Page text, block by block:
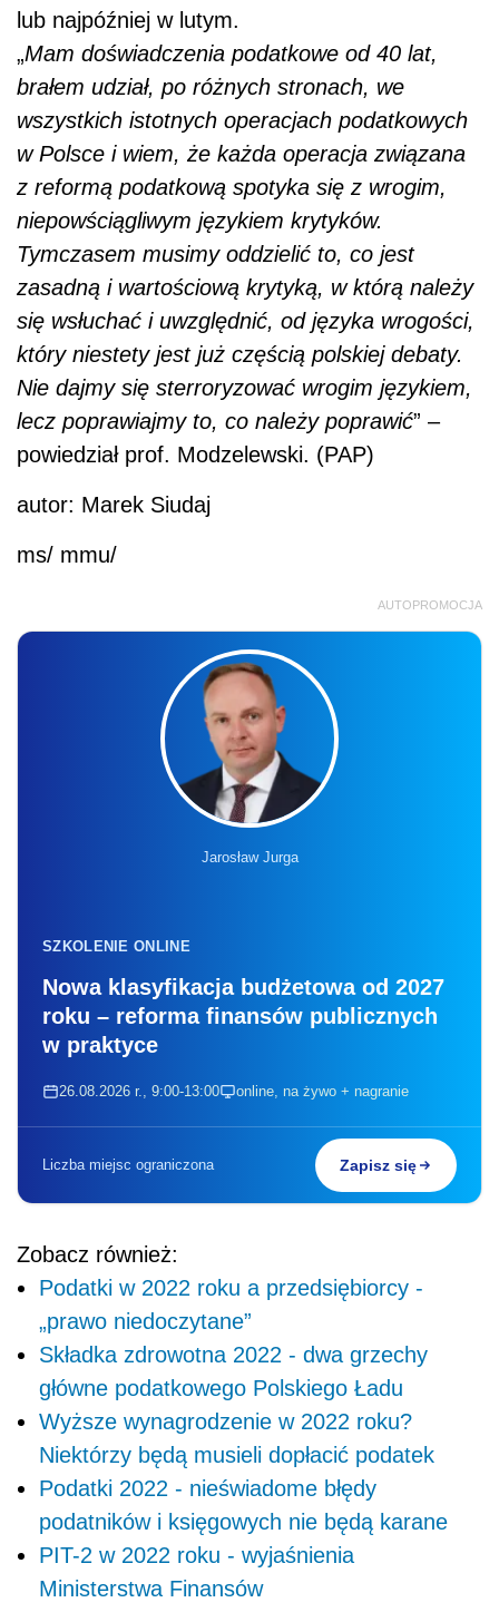
lub najpóźniej w lutym.
„Mam doświadczenia podatkowe od 40 lat,
brałem udział, po różnych stronach, we
wszystkich istotnych operacjach podatkowych
w Polsce i wiem, że każda operacja związana
z reformą podatkową spotyka się z wrogim,
niepowściągliwym językiem krytyków.
Tymczasem musimy oddzielić to, co jest
zasadną i wartościową krytyką, w którą należy
się wsłuchać i uwzględnić, od języka wrogości,
który niestety jest już częścią polskiej debaty.
Nie dajmy się sterroryzować wrogim językiem,
lecz poprawiajmy to, co należy poprawić” –
powiedział prof. Modzelewski. (PAP)
autor: Marek Siudaj
ms/ mmu/
AUTOPROMOCJA
Jarosław Jurga
SZKOLENIE ONLINE
Nowa klasyfikacja budżetowa od 2027
roku – reforma finansów publicznych
w praktyce
26.08.2026 r., 9:00-13:00 online, na żywo + nagranie
Liczba miejsc ograniczona Zapisz się
Zobacz również:
Podatki w 2022 roku a przedsiębiorcy -
„prawo niedoczytane”
Składka zdrowotna 2022 - dwa grzechy
główne podatkowego Polskiego Ładu
Wyższe wynagrodzenie w 2022 roku?
Niektórzy będą musieli dopłacić podatek
Podatki 2022 - nieświadome błędy
podatników i księgowych nie będą karane
PIT-2 w 2022 roku - wyjaśnienia
Ministerstwa Finansów